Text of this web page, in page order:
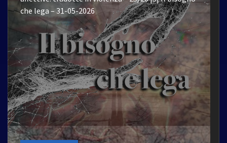
che lega – 31-05-2026